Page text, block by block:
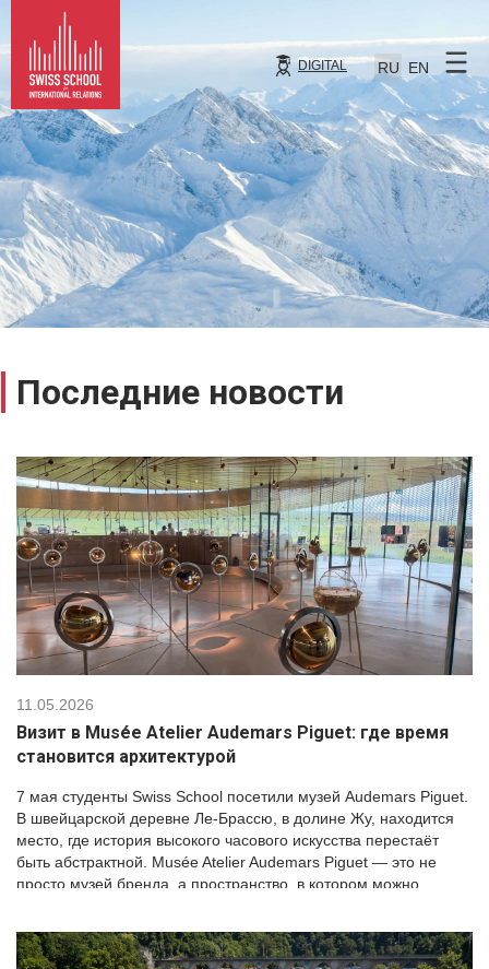
EN
RU
DIGITAL
Последние новости
11.05.2026
Визит в Musée Atelier Audemars Piguet: где время
становится архитектурой
7 мая студенты Swiss School посетили музей Audemars Piguet.
В швейцарской деревне Ле-Брассю, в долине Жу, находится
место, где история высокого часового искусства перестаёт
быть абстрактной. Musée Atelier Audemars Piguet — это не
просто музей бренда, а пространство, в котором можно
складываются в единый рассказ о времени. Музей […]